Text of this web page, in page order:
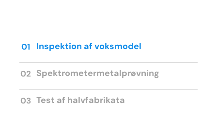
Inspektion af voksmodel
01
Spektrometermetalprøvning
02
Test af halvfabrikata
03